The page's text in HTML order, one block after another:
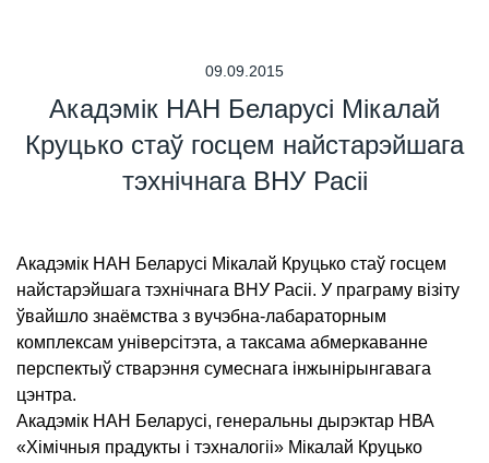
09.09.2015
Акадэмік НАН Беларусі Мікалай
Круцько стаў госцем найстарэйшага
тэхнічнага ВНУ Расіі
Акадэмік НАН Беларусі Мікалай Круцько стаў госцем
найстарэйшага тэхнічнага ВНУ Расіі. У праграму візіту
ўвайшло знаёмства з вучэбна-лабараторным
комплексам універсітэта, а таксама абмеркаванне
перспектыў стварэння сумеснага інжынірынгавага
цэнтра.
Акадэмік НАН Беларусі, генеральны дырэктар НВА
«Хімічныя прадукты і тэхналогіі» Мікалай Круцько